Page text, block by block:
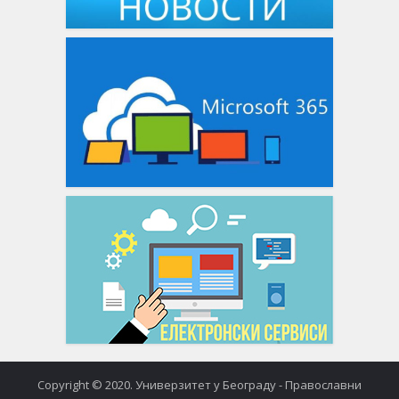
Copyright © 2020. Универзитет у Београду - Православни